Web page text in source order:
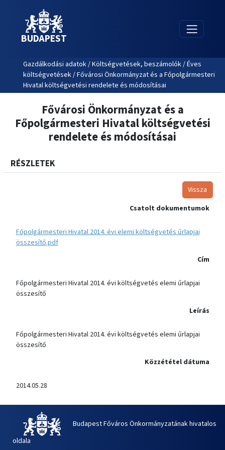
BUDAPEST
Gazdálkodási adatok / Költségvetések, beszámolók / Éves
költségvetések / Fővárosi Önkormányzat és a Főpolgármesteri
Hivatal költségvetési rendelete és módosításai
Fővárosi Önkormányzat és a
Főpolgármesteri Hivatal költségvetési
rendelete és módosításai
RÉSZLETEK
Vissza
Csatolt dokumentumok
Főpolgármesteri Hivatal 2014. évi elemi költségvetés űrlapjai
összesítő.pdf
Cím
Főpolgármesteri Hivatal 2014. évi költségvetés elemi űrlapjai
összesítő
Leírás
Főpolgármesteri Hivatal 2014. évi költségvetés elemi űrlapjai
összesítő
Közzététel dátuma
2014.05.28
Budapest Főváros Önkormányzatának hivatalos
oldala